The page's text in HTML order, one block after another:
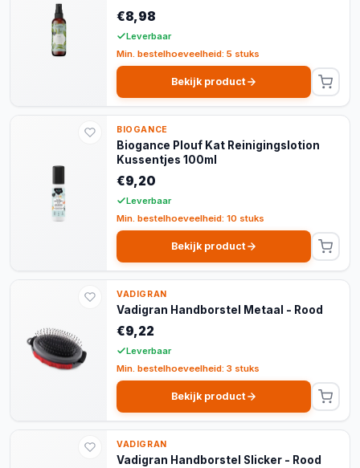
€8,98
Leverbaar
Min. bestelhoeveelheid: 5 stuks
Bekijk product
BIOGANCE
Biogance Plouf Kat Reinigingslotion
Kussentjes 100ml
€9,20
Leverbaar
Min. bestelhoeveelheid: 10 stuks
Bekijk product
VADIGRAN
Vadigran Handborstel Metaal - Rood
€9,22
Leverbaar
Min. bestelhoeveelheid: 3 stuks
Bekijk product
VADIGRAN
Vadigran Handborstel Slicker - Rood